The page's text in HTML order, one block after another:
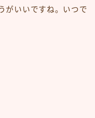
がいいですね。いつで